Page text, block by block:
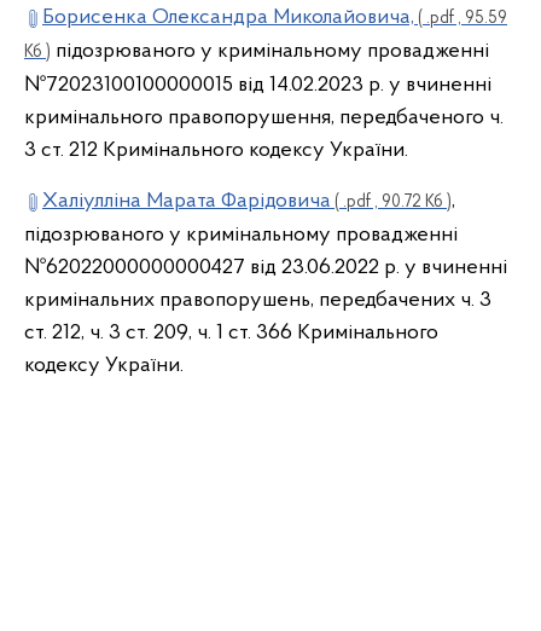
Борисенка Олександра Миколайовича, ( .pdf , 95.59
Кб ) підозрюваного у кримінальному провадженні
№72023100100000015 від 14.02.2023 р. у вчиненні
кримінального правопорушення, передбаченого ч.
3 ст. 212 Кримінального кодексу України.
Халіулліна Марата Фарідовича ( .pdf , 90.72 Кб ),
підозрюваного у кримінальному провадженні
№62022000000000427 від 23.06.2022 р. у вчиненні
кримінальних правопорушень, передбачених ч. 3
ст. 212, ч. 3 ст. 209, ч. 1 ст. 366 Кримінального
кодексу України.